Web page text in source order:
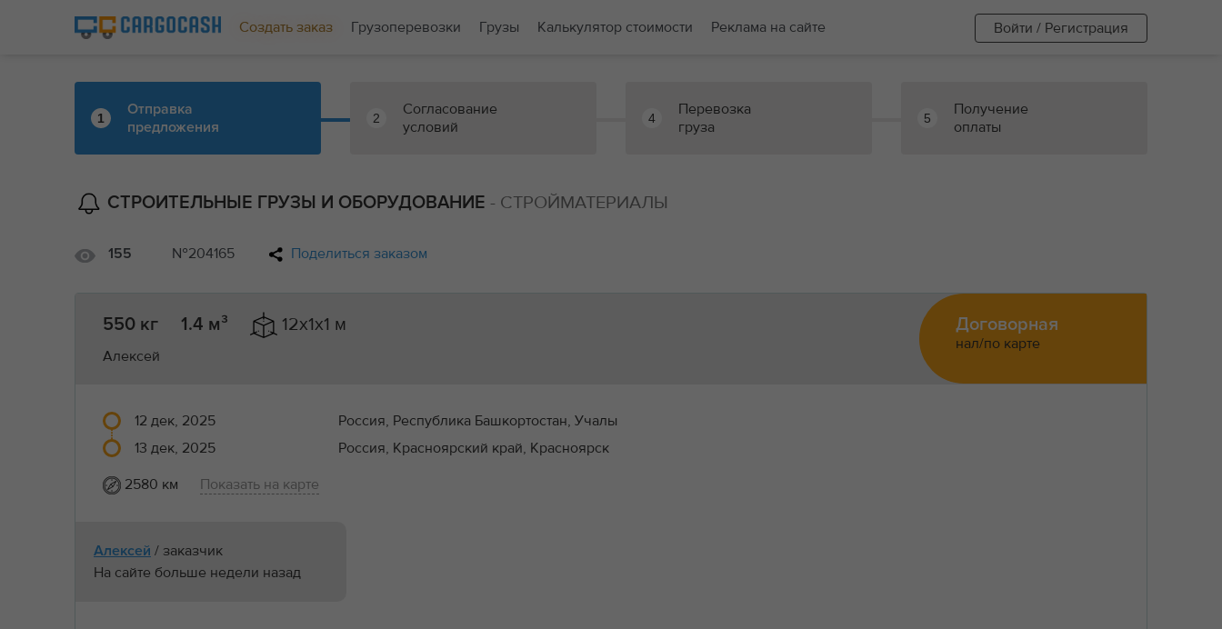
Создать заказ Грузоперевозки Грузы Калькулятор стоимости Реклама на сайте Войти / Регистрация
1
Отправка
предложения
2
Согласование
условий
4
Перевозка
груза
5
Получение
оплаты
СТРОИТЕЛЬНЫЕ ГРУЗЫ И ОБОРУДОВАНИЕ - СТРОЙМАТЕРИАЛЫ
155 №204165 Поделиться заказом
550 кг 1.4 м³ 12x1x1 м
Алексей
Договорная
нал/по карте
12 дек, 2025
Россия, Республика Башкортостан, Учалы
13 дек, 2025
Россия, Красноярский край, Красноярск
2580 км
Показать на карте
Алексей / заказчик
На сайте больше недели назад